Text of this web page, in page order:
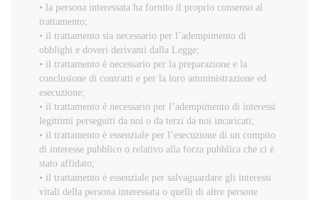
• la persona interessata ha fornito il proprio consenso al
trattamento;
• il trattamento sia necessario per l’adempimento di
obblighi e doveri derivanti dalla Legge;
• il trattamento è necessario per la preparazione e la
conclusione di contratti e per la loro amministrazione ed
esecuzione;
• il trattamento è necessario per l’adempimento di interessi
legittimi perseguiti da noi o da terzi da noi incaricati;
• il trattamento è essenziale per l’esecuzione di un compito
di interesse pubblico o relativo alla forza pubblica che ci è
stato affidato;
• il trattamento è essenziale per salvaguardare gli interessi
vitali della persona interessata o quelli di altre persone